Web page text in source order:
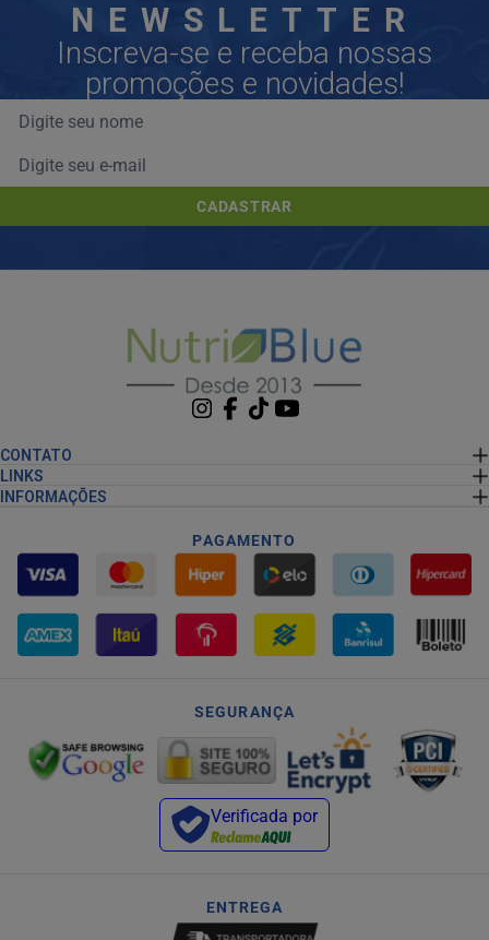
NEWSLETTER
Inscreva-se e receba nossas
promoções e novidades!
CADASTRAR
CONTATO
LINKS
INFORMAÇÕES
PAGAMENTO
SEGURANÇA
Verificada por
ENTREGA